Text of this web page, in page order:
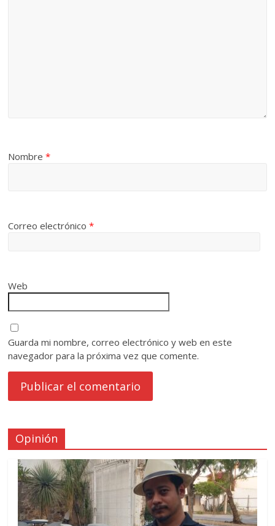
Nombre*
Correo electrónico*
Web
Guarda mi nombre, correo electrónico y web en este
navegador para la próxima vez que comente.
Opinión